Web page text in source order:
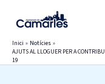
contingut
Inici
Notícies
AJUTS AL LLOGUER PER A
19